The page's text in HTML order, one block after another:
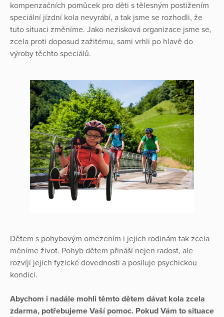
kompenzačních pomůcek pro děti s tělesným postižením
speciální jízdní kola nevyrábí, a tak jsme se rozhodli, že
tuto situaci změníme. Jako nezisková organizace jsme se,
zcela proti doposud zažitému, sami vrhli po hlavě do
výroby těchto speciálů.
Dětem s pohybovým omezením i jejich rodinám tak zcela
měníme život. Pohyb dětem přináší nejen radost, ale
rozvíjí jejich fyzické dovednosti a posiluje psychickou
kondici.
Abychom i nadále mohli těmto dětem dávat kola zcela
zdarma, potřebujeme Vaší pomoc. Pokud Vám to situace